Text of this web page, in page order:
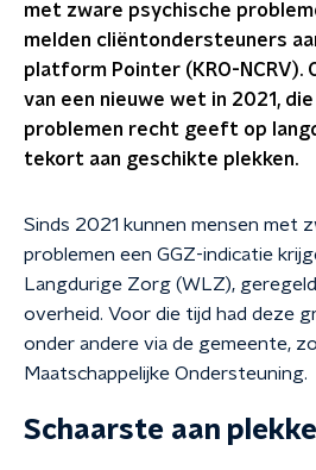
met zware psychische
melden cliëntondersteuners
platform Pointer (KRO-NCRV).
van een nieuwe wet in 2021,
problemen recht geeft op
tekort aan geschikte plekken.
Sinds 2021 kunnen mensen met
problemen een GGZ-indicatie
Langdurige Zorg (WLZ),
overheid. Voor die tijd had deze
onder andere via de gemeente,
Maatschappelijke Ondersteuning.
Schaarste aan